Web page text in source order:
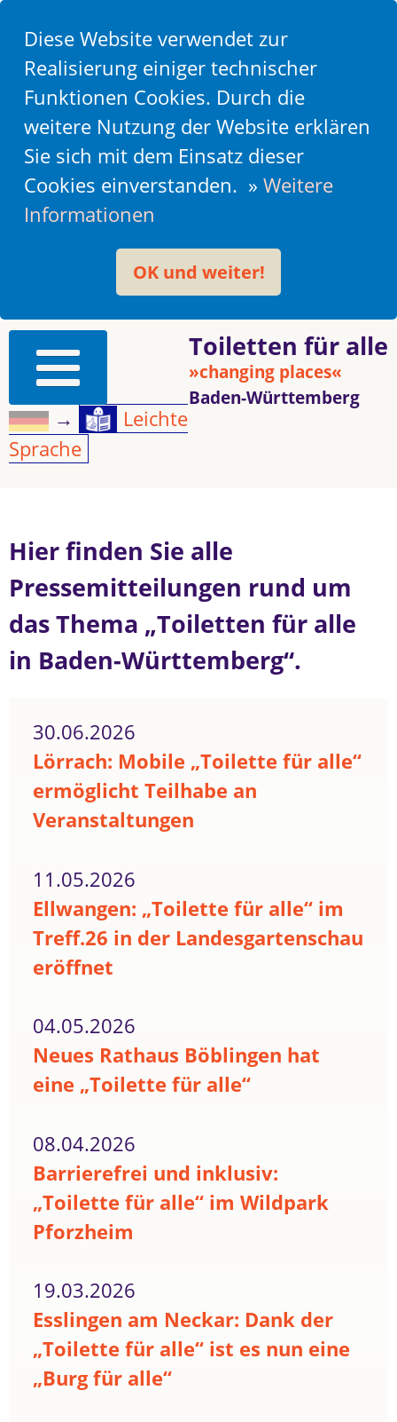
Diese Website verwendet zur
Realisierung einiger technischer
Funktionen Cookies. Durch die
weitere Nutzung der Website erklären
Sie sich mit dem Einsatz dieser
Cookies einverstanden. » Weitere
Informationen
OK und weiter!
Toiletten für alle
»changing places«
Baden-Württemberg
→
Leichte
Sprache
Hier finden Sie alle
Pressemitteilungen rund um
das Thema „Toiletten für alle
in Baden-Württemberg“.
30.06.2026
Lörrach: Mobile „Toilette für alle“
ermöglicht Teilhabe an
Veranstaltungen
11.05.2026
Ellwangen: „Toilette für alle“ im
Treff.26 in der Landesgartenschau
eröffnet
04.05.2026
Neues Rathaus Böblingen hat
eine „Toilette für alle“
08.04.2026
Barrierefrei und inklusiv:
„Toilette für alle“ im Wildpark
Pforzheim
19.03.2026
Esslingen am Neckar: Dank der
„Toilette für alle“ ist es nun eine
„Burg für alle“